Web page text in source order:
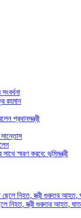
রহমান
প্রধানমন্ত্রী
সান্তোস
স্মরণ করবে: ভূমিমন্ত্রী
ছেলে নিহত, স্ত্রী গুরুতর আহত,